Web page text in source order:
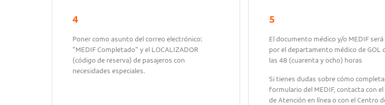
4
Poner como asunto del correo electrónico:
"MEDIF Completado" y el LOCALIZADOR
(código de reserva) de pasajeros con
necesidades especiales.
5
El documento médico y/o MEDIF será
por el departamento médico de GOL
las 48 (cuarenta y ocho) horas
Si tienes dudas sobre cómo
formulario del MEDIF, contacta con el
de Atención en línea o con el Centro